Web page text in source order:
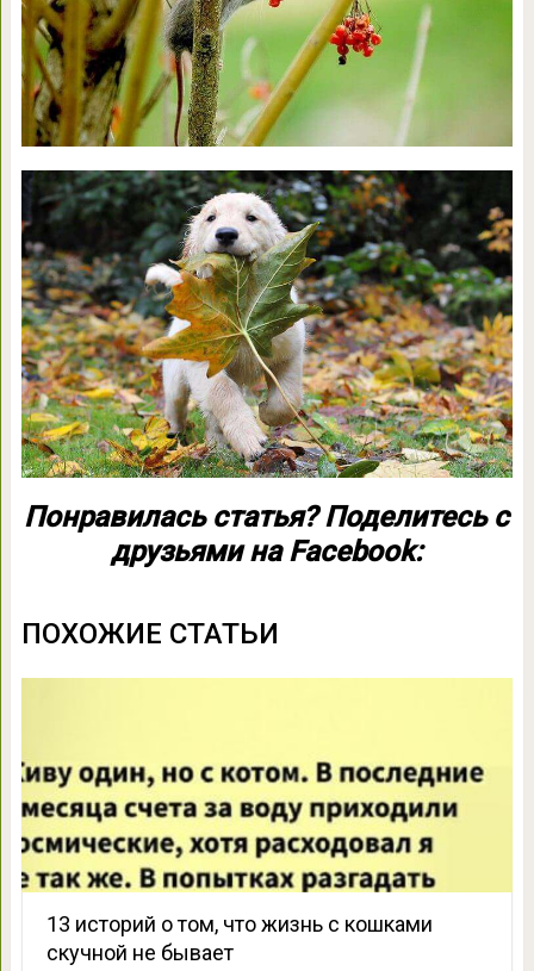
Понравилась статья? Поделитесь с
друзьями на Facebook:
ПОХОЖИЕ СТАТЬИ
13 историй о том, что жизнь с кошками
скучной не бывает